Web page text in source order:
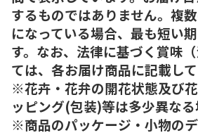
するものではありません。複
になっている場合、最も短い
す。なお、法律に基づく賞味
ては、各お届け商品に記載して
※花卉・花弁の開花状態及び
ッピング(包装)等は多少異なる
※商品のパッケージ・小物の